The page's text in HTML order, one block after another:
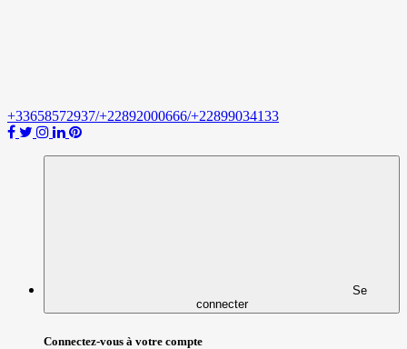
+33658572937/+22892000666/+22899034133
Se
connecter
Connectez-vous à votre compte